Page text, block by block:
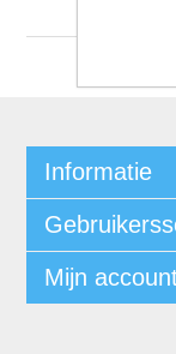
Informatie
Mijn